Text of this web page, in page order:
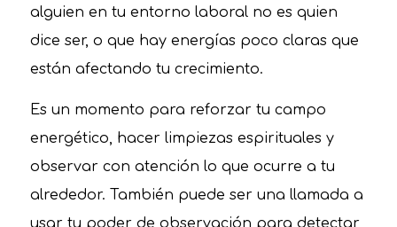
alguien en tu entorno laboral no es quien
dice ser, o que hay energías poco claras que
están afectando tu crecimiento.
Es un momento para reforzar tu campo
energético, hacer limpiezas espirituales y
observar con atención lo que ocurre a tu
alrededor. También puede ser una llamada a
usar tu poder de observación para detectar